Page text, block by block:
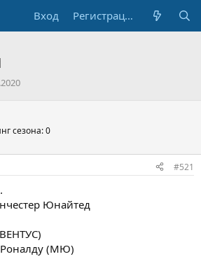
Вход Регистрация
сезона: 0
#521
Юнайтед
(МЮ)